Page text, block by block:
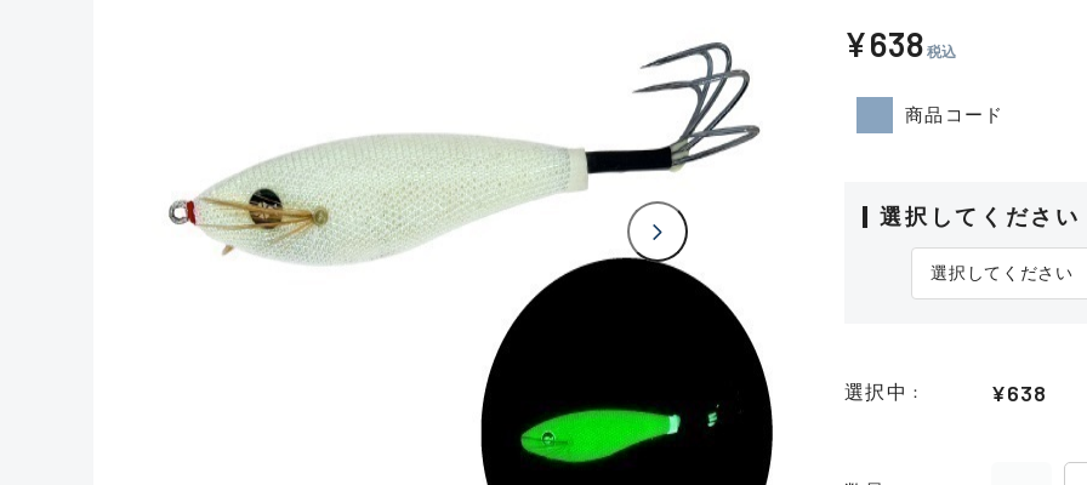
¥638 税込
商品コード
選択してください
選択中 ¥638